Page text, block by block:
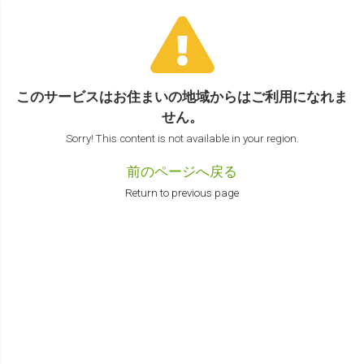
このサービスはお住まいの地域からはご利用になれま
せん。
Sorry! This content is not available in your region.
前のページへ戻る
Return to previous page